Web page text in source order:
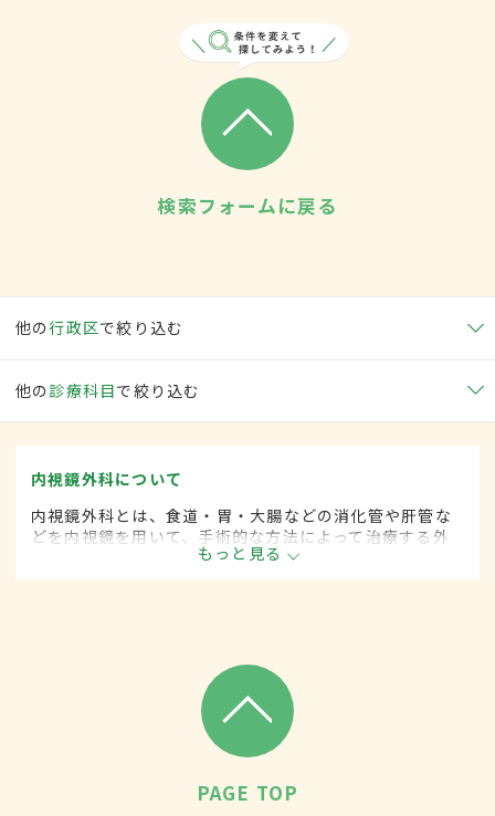
検索フォームに戻る
他の行政区で絞り込む
他の 診療科目で絞り込む
内視鏡外科について
内視鏡外科とは、食道・胃・大腸などの消化管や肝管な
どを内視鏡を用いて、手術的な方法によって治療する外
科の一領域です。胃がん、大腸がん、肺がん、甲状腺が
ん、肝臓がんなどさまざまな領域に広がってきていま
もっと見る
PAGE TOP